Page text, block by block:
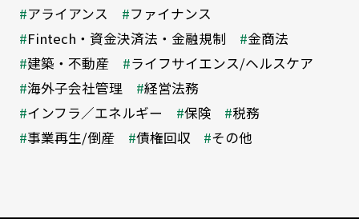
アライアンス
ファイナンス
Fintech・資金決済法・金融規制
金商法
建築・不動産
ライフサイエンス/ヘルスケア
海外子会社管理
経営法務
インフラ／エネルギー
保険
税務
事業再生/倒産
債権回収 その他